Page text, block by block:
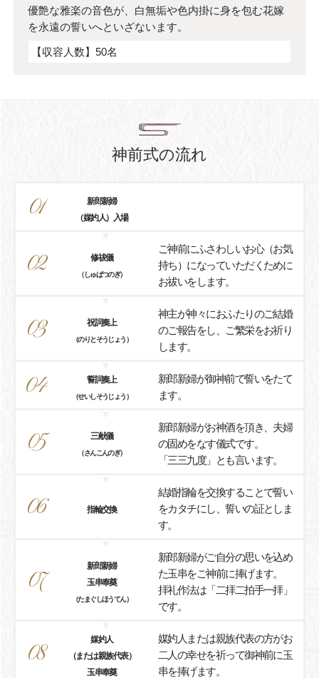
優艶な雅楽の音色が、白無垢や色内掛に身を包む花嫁
を永遠の誓いへといざないます。
【収容人数】50名
神前式の流れ
01
新郎新婦
（媒妁人）入場
02 修祓儀
（しゅばつのぎ）
ご神前にふさわしいお心（お気
持ち）になっていただくために
お祓いをします。
03 祝詞奏上
（のりとそうじょう）
神主が神々におふたりのご結婚
のご報告をし、ご繁栄をお祈り
します。
04 誓詞奏上
（せいしそうじょう）
新郎新婦が御神前で誓いをたて
ます。
05 三献儀
（さんこんのぎ）
新郎新婦がお神酒を頂き、夫婦
の固めをなす儀式です。
「三三九度」とも言います。
06 指輪交換
結婚指輪を交換することで誓い
をカタチにし、誓いの証としま
す。
07
新郎新婦
玉串奉奠
（たまぐしほうてん）
新郎新婦がご自分の思いを込め
た玉串をご神前に捧げます。
拝礼作法は「二拝二拍手一拝」
です。
08
媒妁人
（または親族代表）
玉串奉奠
媒妁人または親族代表の方がお
二人の幸せを祈って御神前に玉
串を捧げます。
ご結婚披露宴規約
ザ・クレストホテル柏 総合サイト